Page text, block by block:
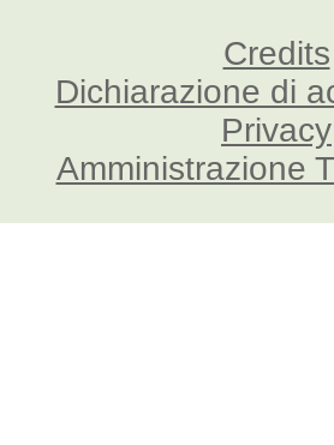
Credits
Dichiarazione di
Privacy
Amministrazione